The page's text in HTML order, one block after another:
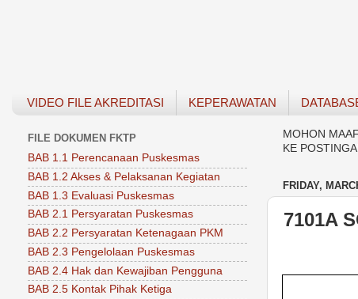
VIDEO FILE AKREDITASI KEPERAWATAN
MOHON
KE
FRIDAY,
7101A
FILE DOKUMEN FKTP
BAB 1.1 Perencanaan Puskesmas
BAB 1.2 Akses & Pelaksanan Kegiatan
BAB 1.3 Evaluasi Puskesmas
BAB 2.1 Persyaratan Puskesmas
BAB 2.2 Persyaratan Ketenagaan PKM
BAB 2.3 Pengelolaan Puskesmas
BAB 2.4 Hak dan Kewajiban Pengguna
BAB 2.5 Kontak Pihak Ketiga